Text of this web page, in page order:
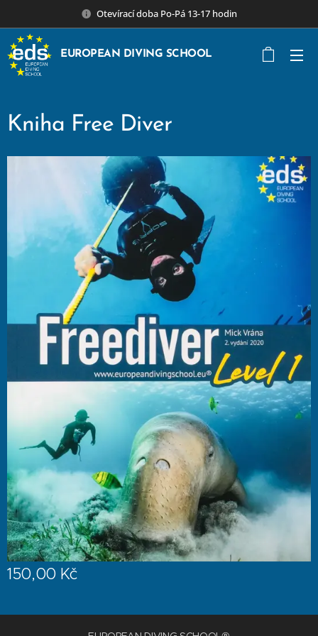
Otevírací doba Po-Pá 13-17 hodin
EUROPEAN DIVING SCHOOL
Kniha Free Diver
150,00 Kč